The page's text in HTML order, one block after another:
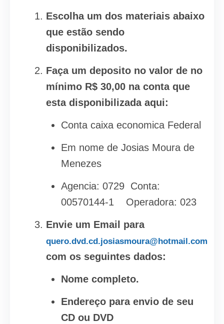
Escolha um dos materiais abaixo
que estão sendo
disponibilizados.
Faça um deposito no valor de no
mínimo R$ 30,00 na conta que
esta disponibilizada aqui:
Conta caixa economica Federal
Em nome de Josias Moura de
Menezes
Agencia: 0729 Conta:
00570144-1 Operadora: 023
Envie um Email para
quero.dvd.cd.josiasmoura@hotmail.com
com os seguintes dados:
Nome completo.
Endereço para envio de seu
CD ou DVD